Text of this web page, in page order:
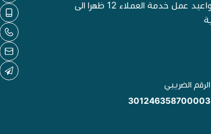
موثق في وزارة التجارة ، مواعيد عمل خدمة العملاء 12 ظهرا الى
الرقم الضريبي
301246358700003